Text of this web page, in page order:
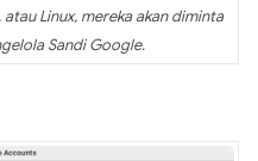
Linux, mereka akan diminta
Sandi Google.